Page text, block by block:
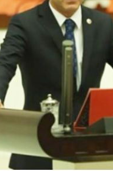
GÜNLÜK HABER AKIŞI
HAFIZLIK KIZ KUR’AN
DARENDE